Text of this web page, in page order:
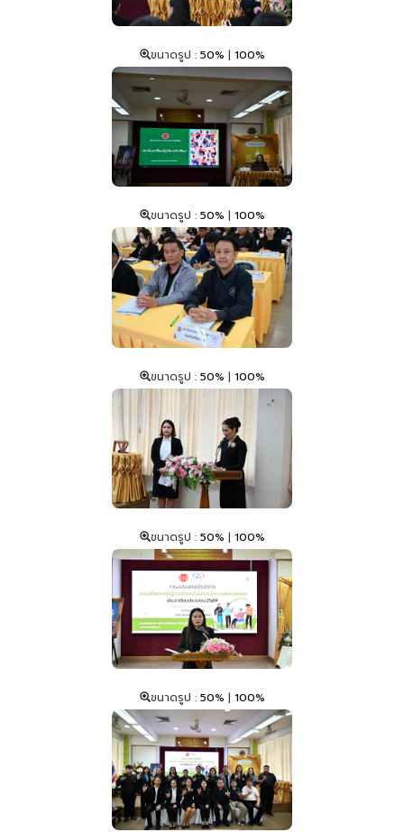
ขนาดรูป : 50% | 100%
ขนาดรูป : 50% | 100%
ขนาดรูป : 50% | 100%
ขนาดรูป : 50% | 100%
ขนาดรูป : 50% | 100%